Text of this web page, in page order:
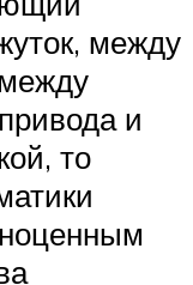
между
и
то